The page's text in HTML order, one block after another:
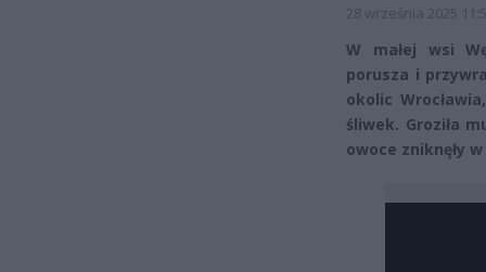
28 września 2025
W małej wsi
porusza i
okolic
śliwek. Groziła
owoce zniknęły